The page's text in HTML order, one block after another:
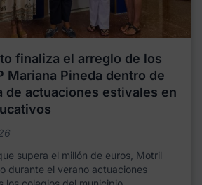
finaliza el arreglo de los
Mariana Pineda dentro de
de actuaciones estivales en
supera el millón de euros, Motril
durante el verano actuaciones